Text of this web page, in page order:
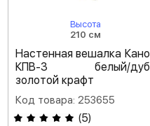
Высота
210 см
Настенная вешалка Кано
КПВ-3 белый/дуб
золотой крафт
Код товара: 253655
(5)